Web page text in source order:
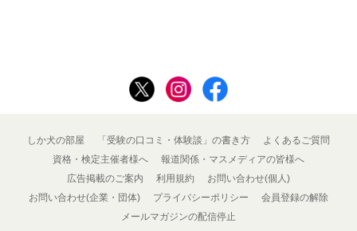
しか犬の部屋 「受験の口コミ・体験談」の書き方
よくあるご質問
資格・検定主催者様へ
報道関係・マスメディアの皆様へ
広告掲載のご案内
利用規約
お問い合わせ(個人)
お問い合わせ(企業・団体)
プライバシーポリシー
会員登録の解除
メールマガジンの配信停止